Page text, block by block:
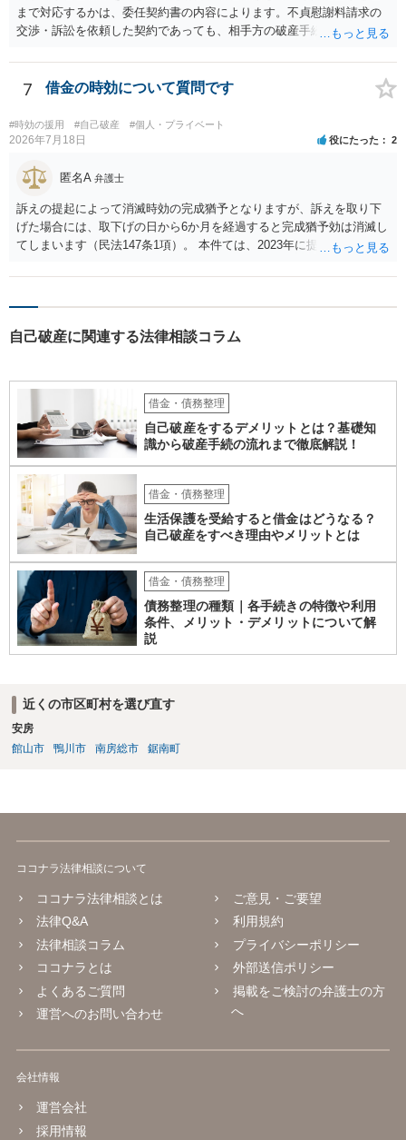
まで対応するかは、委任契約書の内容によります。不貞慰謝料請求の
交渉・訴訟を依頼した契約であっても、相手方の破産手続への対応、
等まで当然に含まれているとは限りません。そのため、追加費用が発
生するかどうかは、まず委任契約書と弁護士の説明を確認した方がよ
いでしょう。 成功報酬についても、契約内容次第です。通常は、実際
に回収できた金額を基準に報酬が発生する契約が多いと思われます
が、「請求額を認めさせた場合」や「和解成立時」など、回収前に報
士に、破産手続への意見申述まで契約内で対応してもらえるのか、追
加費用はかかるか、免責された場合に成功報酬が発生するのか、非免
責債権として争う見込みがあるのかを確認されるとよいと思います。
7 借金の時効について質問です
#時効の援用 #自己破産 #個人・プライベート
2026年7月18日 役にたった 2
匿名A 弁護士
訴えの提起によって消滅時効の完成猶予となりますが、訴えを取り下
げた場合には、取下げの日から6か月を経過すると完成猶予効は消滅し
てしまいます（民法147条1項）。 本件ては、2023年に提訴された債権
権者については取下げ日から6か月以内に再提訴しなければやはり時効
か月程度経過しても支払いがなければ一括返済可能という契約になっ
自己破産に関連する法律相談コラム
借金・債務整理
自己破産をするデメリットとは？基礎知
識から破産手続の流れまで徹底解説！
借金・債務整理
生活保護を受給すると借金はどうなる？
自己破産をすべき理由やメリットとは
借金・債務整理
債務整理の種類｜各手続きの特徴や利用
条件、メリット・デメリットについて解
説
近くの市区町村を選び直す
安房
館山市
鴨川市 南房総市 鋸南町
ココナラ法律相談について
ココナラ法律相談とは
法律Q&A
法律相談コラム
ココナラとは
よくあるご質問
運営へのお問い合わせ
ご意見・ご要望
利用規約
プライバシーポリシー
外部送信ポリシー
掲載をご検討の弁護士の方
へ
会社情報
運営会社
採用情報